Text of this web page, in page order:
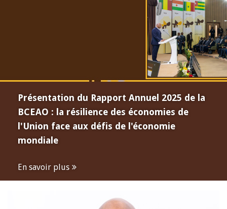
Présentation du Rapport Annuel 2025 de la
BCEAO : la résilience des économies de
l'Union face aux défis de l'économie
mondiale
En savoir plus